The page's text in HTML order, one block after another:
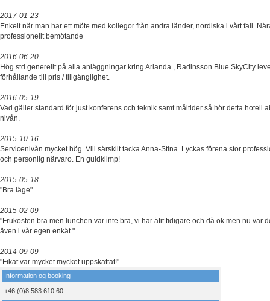
2017-01-23
Enkelt när man har ett möte med kollegor från andra länder, nordiska i vårt fall.
professionellt bemötande
2016-06-20
Hög std generellt på alla anläggningar kring Arlanda , Radinsson Blue SkyCity
förhållande till pris / tillgänglighet.
2016-05-19
Vad gäller standard för just konferens och teknik samt måltider så hör detta hotell
nivån.
2015-10-16
Servicenivån mycket hög. Vill särskilt tacka Anna-Stina. Lyckas förena stor
och personlig närvaro. En guldklimp!
2015-05-18
"Bra läge"
2015-02-09
"Frukosten bra men lunchen var inte bra, vi har ätit tidigare och då ok men nu var
även i vår egen enkät."
2014-09-09
"Fikat var mycket mycket uppskattat!"
Information og booking
+46 (0)8 583 610 60